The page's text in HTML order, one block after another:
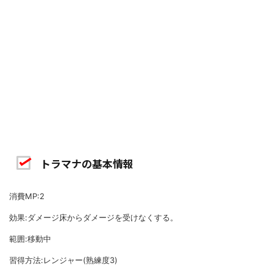
トラマナの基本情報
消費MP:2
効果:ダメージ床からダメージを受けなくする。
範囲:移動中
習得方法:レンジャー(熟練度3)